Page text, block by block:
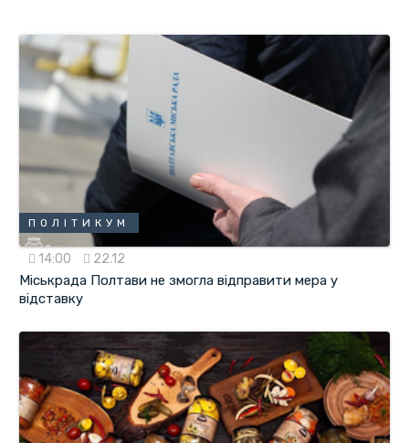
ПОЛІТИКУМ
14:00 22.12
Міськрада Полтави не змогла відправити мера у
відставку